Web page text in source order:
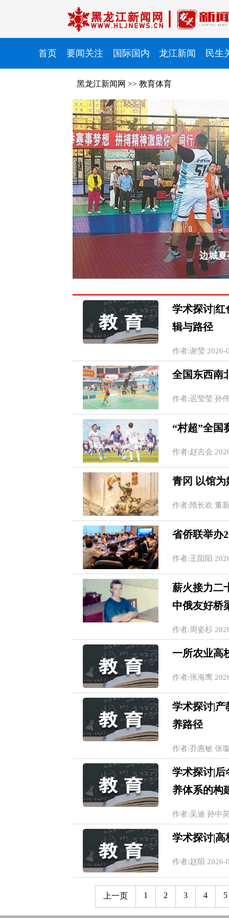
首页 要闻关注 国际国内 龙江新闻 民生
黑龙江新闻网 >> 教育体育
边城
学术探讨|红
辑与路径
作者:谢莹 2026-
全国东西南
作者:迟莹莹 孙
“村超”全国
作者:赵吉会
青冈 以馆
作者:隋长欢 董
省侨联举办
作者:王阳阳
薪火接力二
中俄友好桥
作者:周姿杉
一所农业高
作者:张海鹰
学术探讨|产
养路径
作者:乔惠敏 张
学术探讨|后
养体系的构
作者:吴迪 孙中
学术探讨|高
作者:赵阳 2026-
上一页 1 2 3 4 5